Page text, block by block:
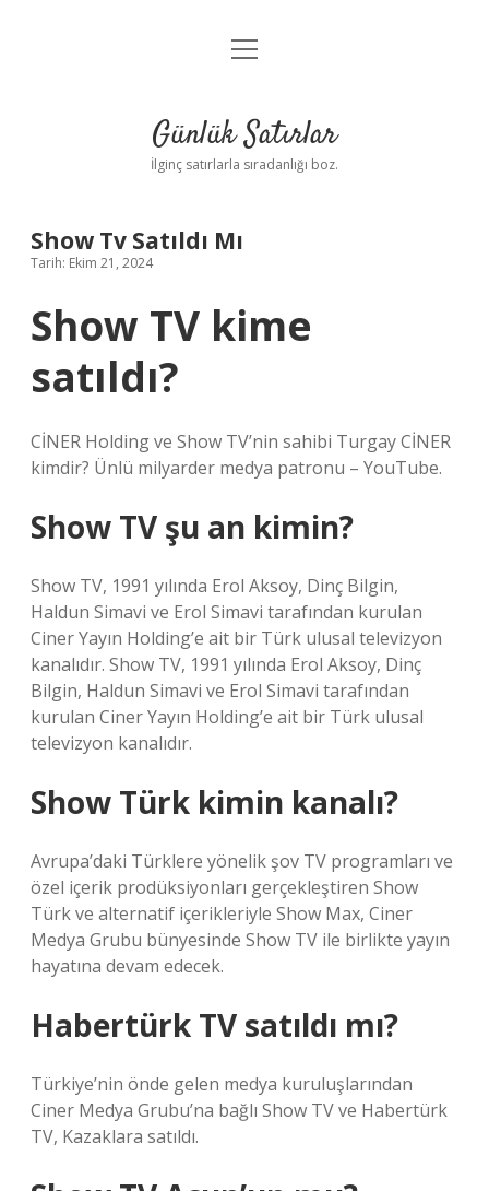
Anasayfa
Yasal Uyarı
menüyü
Günlük Satırlar
İlginç satırlarla sıradanlığı boz.
Show Tv Satıldı Mı
Tarih: Ekim 21, 2024
Show TV kime
satıldı?
CİNER Holding ve Show TV’nin sahibi Turgay CİNER
kimdir? Ünlü milyarder medya patronu – YouTube.
Show TV şu an kimin?
Show TV, 1991 yılında Erol Aksoy, Dinç Bilgin,
Haldun Simavi ve Erol Simavi tarafından kurulan
Ciner Yayın Holding’e ait bir Türk ulusal televizyon
kanalıdır. Show TV, 1991 yılında Erol Aksoy, Dinç
Bilgin, Haldun Simavi ve Erol Simavi tarafından
kurulan Ciner Yayın Holding’e ait bir Türk ulusal
televizyon kanalıdır.
Show Türk kimin kanalı?
Avrupa’daki Türklere yönelik şov TV programları ve
özel içerik prodüksiyonları gerçekleştiren Show
Türk ve alternatif içerikleriyle Show Max, Ciner
Medya Grubu bünyesinde Show TV ile birlikte yayın
hayatına devam edecek.
Habertürk TV satıldı mı?
Türkiye’nin önde gelen medya kuruluşlarından
Ciner Medya Grubu’na bağlı Show TV ve Habertürk
TV, Kazaklara satıldı.